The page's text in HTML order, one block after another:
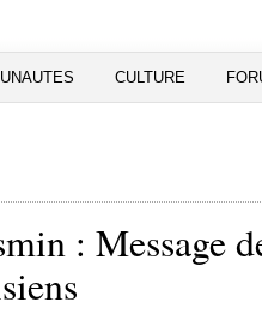
CULTURE
: Message